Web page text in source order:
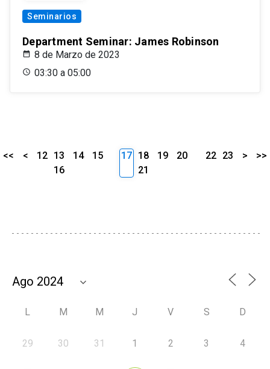
Seminarios
Department Seminar: James Robinson
8 de Marzo de 2023
03:30 a 05:00
<< < 12 13 14
15
16
17 18 19
20
21
22 23 > >>
L M M J V S D
29 30 31 1 2 3 4